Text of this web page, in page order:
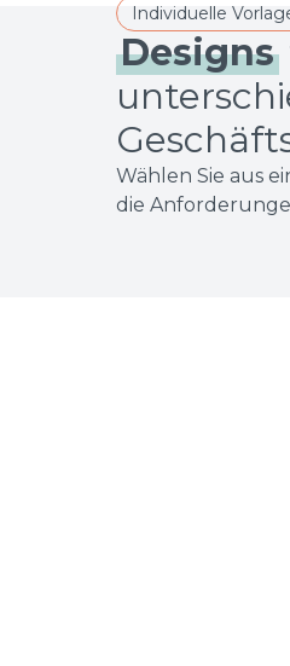
Individuelle
Designs
Wählen Sie aus
die